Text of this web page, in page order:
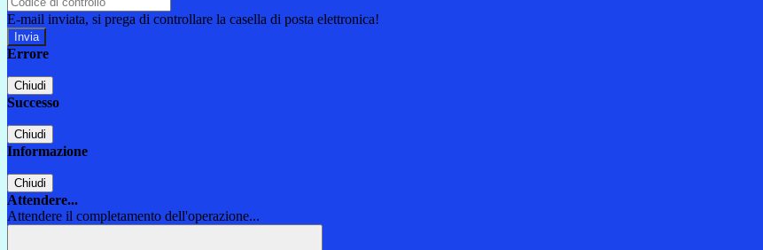
E-mail inviata, si prega di controllare la casella di posta elettronica!
Errore
Chiudi
Successo
Chiudi
Informazione
Chiudi
Attendere...
Attendere il completamento dell'operazione...